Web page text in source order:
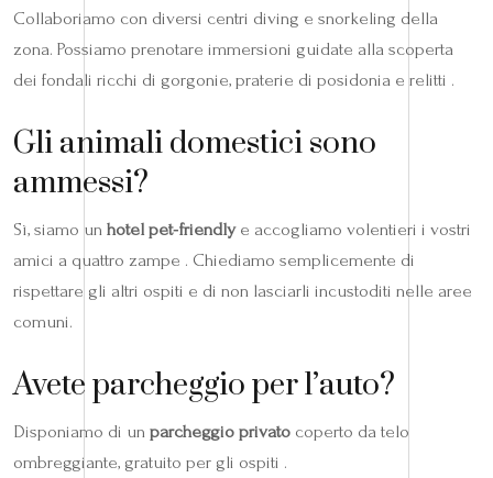
Collaboriamo con diversi centri diving e snorkeling della
zona. Possiamo prenotare immersioni guidate alla scoperta
dei fondali ricchi di gorgonie, praterie di posidonia e relitti .
Gli animali domestici sono
ammessi?
Sì, siamo un hotel pet‑friendlye accogliamo volentieri i vostri
amici a quattro zampe . Chiediamo semplicemente di
rispettare gli altri ospiti e di non lasciarli incustoditi nelle aree
comuni.
Avete parcheggio per l’auto?
Disponiamo di un parcheggio privato coperto da telo
ombreggiante, gratuito per gli ospiti .